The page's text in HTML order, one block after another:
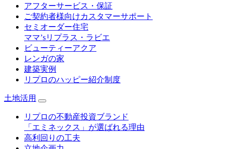
アフターサービス・保証
ご契約者様向けカスタマーサポート
セミオーダー住宅
ママ’sリプラス・ラビエ
ビューティーアクア
レンガの家
建築実例
リプロのハッピー紹介制度
土地活用
リプロの不動産投資ブランド
「エミネックス」が選ばれる理由
高利回りの工夫